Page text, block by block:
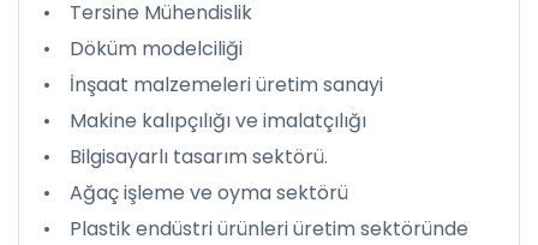
• Tersine Mühendislik
• Döküm modelciliği
• İnşaat malzemeleri üretim sanayi
• Makine kalıpçılığı ve imalatçılığı
• Bilgisayarlı tasarım sektörü.
• Ağaç işleme ve oyma sektörü
• Plastik endüstri ürünleri üretim sektöründe